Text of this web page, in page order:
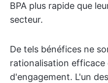
BPA plus rapide que
secteur.
De tels bénéfices ne
rationalisation efficace
d'engagement. L'un